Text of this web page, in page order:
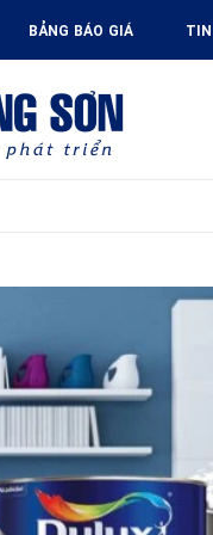
BẢNG BÁO GIÁ